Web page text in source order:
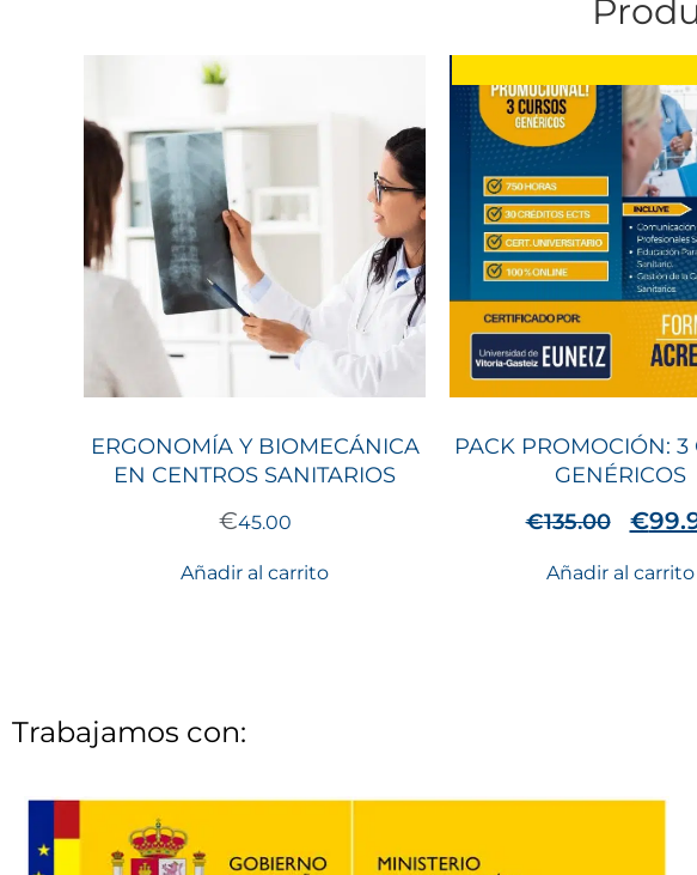
ERGONOMÍA Y BIOMECÁNICA
EN CENTROS SANITARIOS
€45.00
Añadir al carrito
PACK PROMOCIÓN: 3
GENÉRICOS
€135.00 €
Añadir al carrito
Trabajamos con: